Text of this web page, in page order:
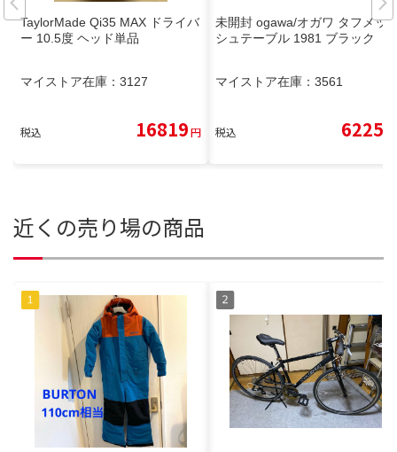
TaylorMade Qi35 MAX ドライバ
ー 10.5度 ヘッド単品
マイストア在庫： 3127
税込 16819円
未開封 ogawa/オガワ タフメッ
シュテーブル 1981 ブラック
マイストア在庫： 3561
税込 6225
近くの売り場の商品